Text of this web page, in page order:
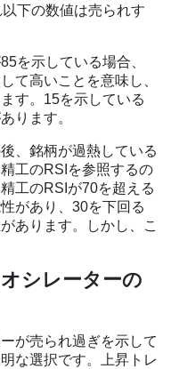
下の数値は売られす
を示している場合、
て高いことを意味し、
す。15を示している
ります。
、銘柄が過熱している
工のRSIを参照するの
工のRSIが70を超える
があり、30を下回る
あります。しかし、こ
シレーターの
が売られ過ぎを示して
な選択です。上昇トレ